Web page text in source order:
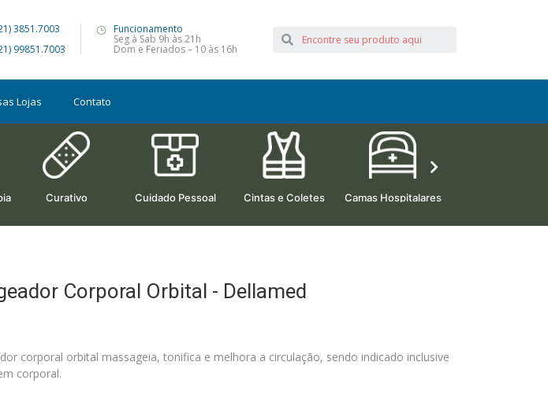
3851.7003
99851.7003
Funcionamento
Seg à Sab 9h às 21h
Dom e Feriados – 10 às 16h
Lojas Contato
Curativo Cuidado Pessoal Cintas e Coletes Camas Hospitalares
Corporal Orbital - Dellamed
corporal orbital massageia, tonifica e melhora a circulação, sendo indicado inclusive
corporal.